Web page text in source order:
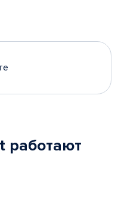
работают